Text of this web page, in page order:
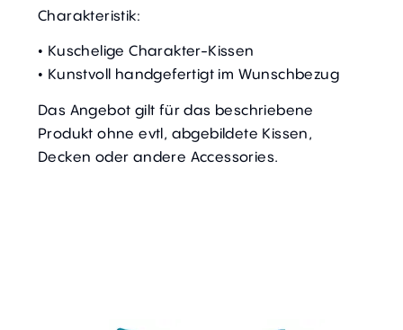
Charakteristik:
• Kuschelige Charakter-Kissen
• Kunstvoll handgefertigt im Wunschbezug
Das Angebot gilt für das beschriebene
Produkt ohne evtl, abgebildete Kissen,
Decken oder andere Accessories.